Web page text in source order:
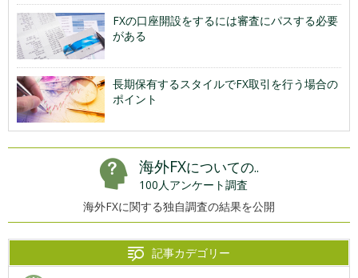
記事カデゴリー
海外FXについての..
100人アンケート調査
海外FXに関する独自調査の結果を公開
FXの口座開設をするには審査にパスする必要
がある
長期保有するスタイルでFX取引を行う場合の
ポイント